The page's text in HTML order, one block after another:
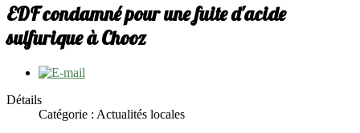
EDF condamné pour une fuite d'acide
sulfurique à Chooz
Détails
Catégorie : Actualités locales